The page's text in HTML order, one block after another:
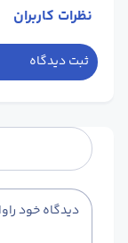
نظرات کاربران
ثبت دیدگاه